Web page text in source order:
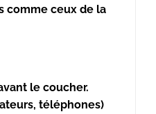
comme ceux de la
le coucher.
téléphones)